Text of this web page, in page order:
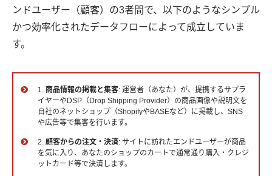
ンドユーザー（顧客）の3者間で、以下のようなシンプル
かつ効率化されたデータフローによって成立していま
す。
1. 商品情報の掲載と集客: 運営者（あなた）が、提携するサプラ
イヤーやDSP（Drop Shipping Provider）の商品画像や説明文を
自社のネットショップ（ShopifyやBASEなど）に掲載し、SNS
や広告等で集客を行います。
2. 顧客からの注文・決済: サイトに訪れたエンドユーザーが商品
を気に入り、あなたのショップのカートで通常通り購入・クレジ
ットカード等で決済します。